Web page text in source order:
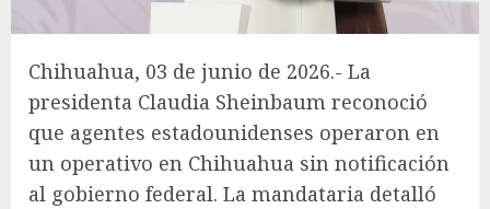
Chihuahua, 03 de junio de 2026.- La
presidenta Claudia Sheinbaum reconoció
que agentes estadounidenses operaron en
un operativo en Chihuahua sin notificación
al gobierno federal. La mandataria detalló